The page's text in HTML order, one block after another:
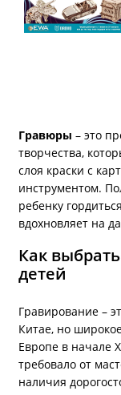
Гравюры – это
творчества,
слоя краски с
инструментом.
ребенку
вдохновляет на
Как
детей
Гравирование –
Китае, но
Европе в начале
требовало от
наличия